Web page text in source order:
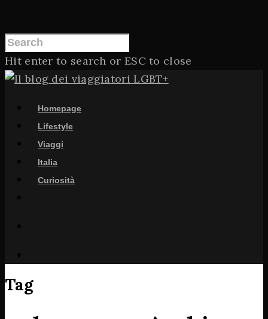
Hit enter to search or ESC to close
Homepage
Lifestyle
Viaggi
Italia
Curiosità
Tag